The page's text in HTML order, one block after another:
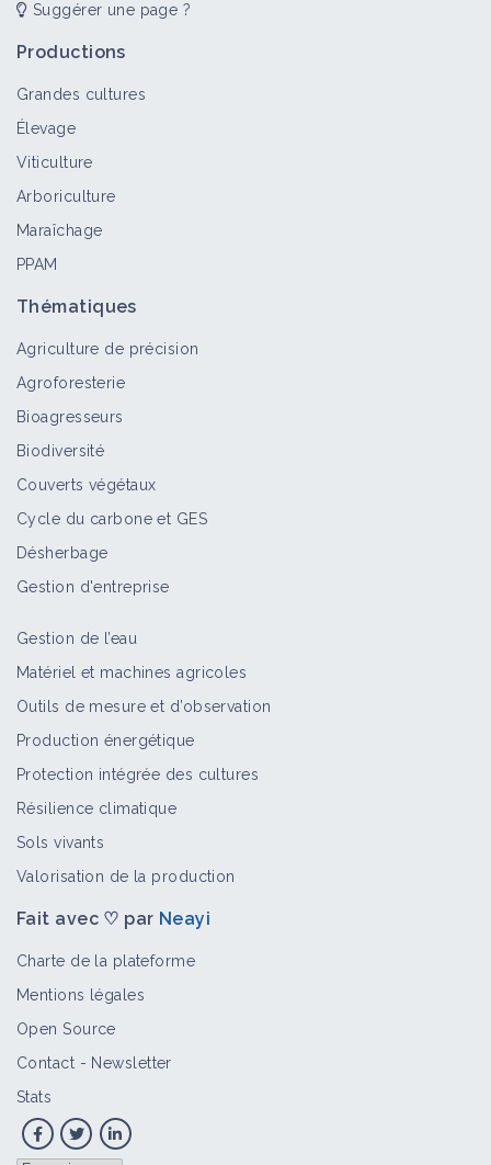
Suggérer une page ?
Productions
Grandes cultures
Élevage
Viticulture
Arboriculture
Maraîchage
PPAM
Thématiques
Agriculture de précision
Agroforesterie
Bioagresseurs
Biodiversité
Couverts végétaux
Cycle du carbone et GES
Désherbage
Gestion d'entreprise
Gestion de l’eau
Matériel et machines agricoles
Outils de mesure et d’observation
Production énergétique
Protection intégrée des cultures
Résilience climatique
Sols vivants
Valorisation de la production
Fait avec ♡ par Neayi
Charte de la plateforme
Mentions légales
Open Source
Contact - Newsletter
Stats